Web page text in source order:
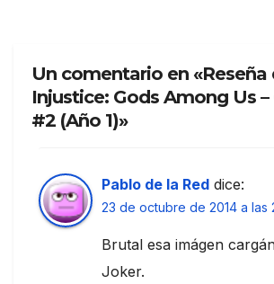
Un comentario en «Reseña
Injustice: Gods Among Us
#2 (Año 1)»
Pablo de la Red dice:
23 de octubre de 2014 a las
Brutal esa imágen
Joker.